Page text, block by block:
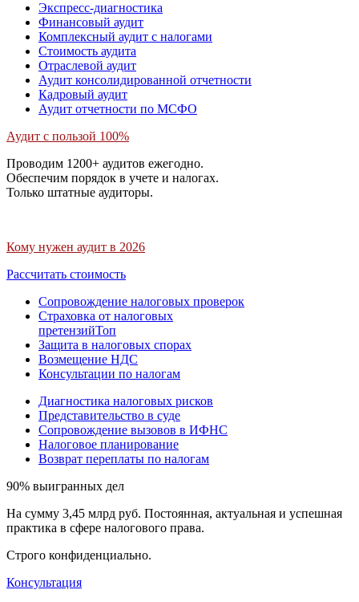
Экспресс-диагностика
Финансовый аудит
Комплексный аудит с налогами
Стоимость аудита
Отраслевой аудит
Аудит консолидированной отчетности
Кадровый аудит
Аудит отчетности по МСФО
Аудит с пользой 100%
Проводим 1200+ аудитов ежегодно.
Обеспечим порядок в учете и налогах.
Только штатные аудиторы.
Кому нужен аудит в 2026
Рассчитать стоимость
Сопровождение налоговых проверок
Страховка от налоговых
претензийТоп
Защита в налоговых спорах
Возмещение НДС
Консультации по налогам
Диагностика налоговых рисков
Представительство в суде
Сопровождение вызовов в ИФНС
Налоговое планирование
Возврат переплаты по налогам
90% выигранных дел
На сумму 3,45 млрд руб. Постоянная, актуальная и успешная
практика в сфере налогового права.
Строго конфиденциально.
Консультация